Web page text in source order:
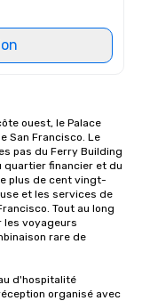
ouest, le Palace
San Francisco. Le
pas du Ferry Building
quartier financier et du
plus de cent vingt-
et les services de
Tout au long
les voyageurs
rare de
d'hospitalité
organisé avec